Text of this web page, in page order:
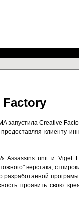
Factory
запустила Creative
клиенту
Assassins unit и Viget
верстака, с
разработанной
проявить свою